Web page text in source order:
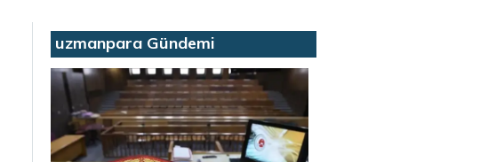
uzmanpara Gündemi